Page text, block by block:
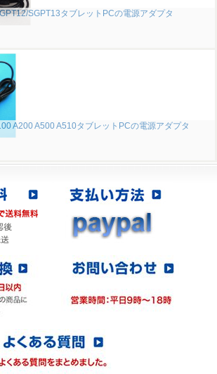
SGPT13タブレットPCの電源アダプタ
A200 A500 A510タブレットPCの電源アダプタ